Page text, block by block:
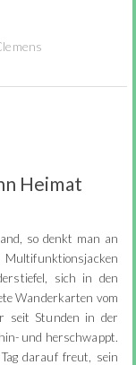
Heimat
so denkt man an
Multifunktionsjacken
sich in den
Wanderkarten vom
seit Stunden in der
und herschwappt.
darauf freut, sein